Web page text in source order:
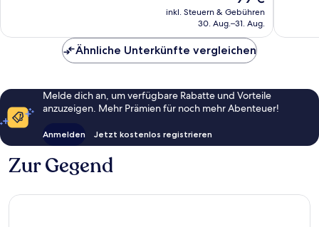
Preis
beträgt
inkl. Steuern & Gebühren
30. Aug.–31. Aug.
Ähnliche Unterkünfte vergleichen
Melde dich an, um verfügbare Rabatte und Vorteile
anzuzeigen. Mehr Prämien für noch mehr Abenteuer!
Anmelden Jetzt kostenlos registrieren
Zur Gegend